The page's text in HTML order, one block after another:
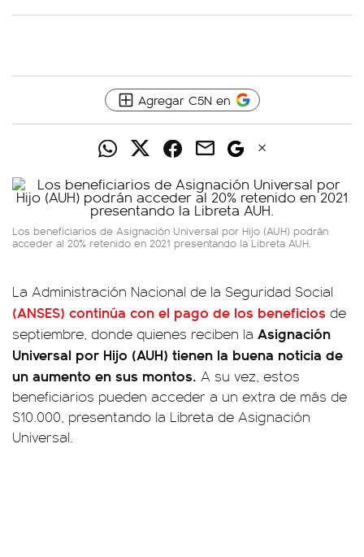
Agregar C5N en
Los beneficiarios de Asignación Universal por Hijo (AUH) podrán
acceder al 20% retenido en 2021 presentando la Libreta AUH.
La Administración Nacional de la Seguridad Social
(ANSES) continúa con el pago de los beneficios de
septiembre, donde quienes reciben la Asignación
Universal por Hijo (AUH) tienen la buena noticia de
un aumento en sus montos. A su vez, estos
beneficiarios pueden acceder a un extra de más de
$10.000, presentando la Libreta de Asignación
Universal.